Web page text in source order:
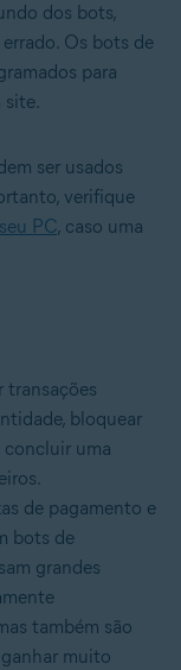
dos bots,
Os bots de
para
site.
ser usados
verifique
PC, caso uma
transações
bloquear
concluir uma
de pagamento e
bots de
grandes
também são
muito